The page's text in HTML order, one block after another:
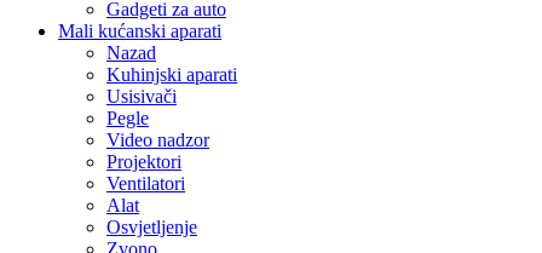
Gadgeti za auto
Mali kućanski aparati
Nazad
Kuhinjski aparati
Usisivači
Pegle
Video nadzor
Projektori
Ventilatori
Alat
Osvjetljenje